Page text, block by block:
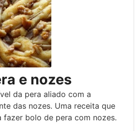
e nozes
da pera aliado com a
das nozes. Uma receita que
fazer bolo de pera com nozes.